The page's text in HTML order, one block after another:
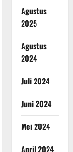
Agustus
2025
Agustus
2024
Juli 2024
Juni 2024
Mei 2024
April 2024